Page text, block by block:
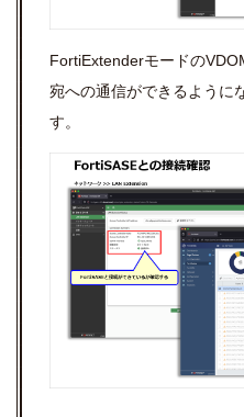
FortiExtenderモードの
宛への通信ができるように
す。